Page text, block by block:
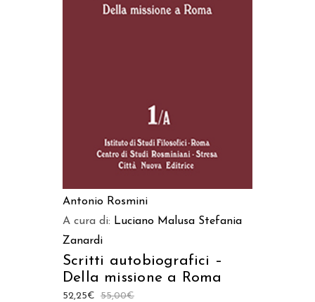
Antonio Rosmini
A cura di: Luciano Malusa Stefania
Zanardi
Scritti autobiografici –
Della missione a Roma
55,00€
52,25€